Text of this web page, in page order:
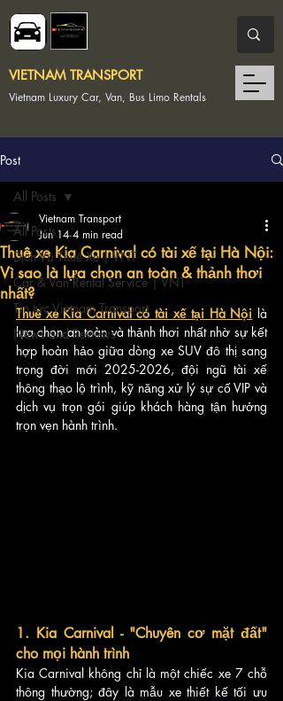
Vietnam Luxury Car, Van, Bus Limo Rentals
VIETNAM TRANSPORT
Post
All Posts
Dịch Vụ Thuê Xe | VNT
Car & Van Rental Service | VNT
Tin tức Vietnam Transport
News and Reviews
All Posts
Thuê xe Kia Carnival có tài xế tại Hà Nội:
Vì sao là lựa chọn an toàn & thảnh thơi
nhất?
Vietnam Transport
Jun 14 4 min read
Thuê xe Kia Carnival có tài xế tại Hà Nội là
lựa chọn an toàn và thảnh thơi nhất nhờ sự kết
hợp hoàn hảo giữa dòng xe SUV đô thị sang
trọng đời mới 2025-2026, đội ngũ tài xế
thông thạo lộ trình, kỹ năng xử lý sự cố VIP và
dịch vụ trọn gói giúp khách hàng tận hưởng
trọn vẹn hành trình.
1. Kia Carnival - "Chuyên cơ mặt đất"
cho mọi hành trình
Kia Carnival không chỉ là một chiếc xe 7 chỗ
thông thường; đây là mẫu xe thiết kế tối ưu